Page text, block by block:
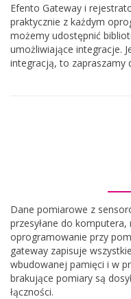
Efento Gateway i
praktycznie z każdym
możemy udostępnić
umożliwiające integracje.
integracją, to zapraszamy
Dane pomiarowe z
przesyłane do
oprogramowanie przy
gateway zapisuje
wbudowanej pamięci i w
brakujące pomiary są
łączności.